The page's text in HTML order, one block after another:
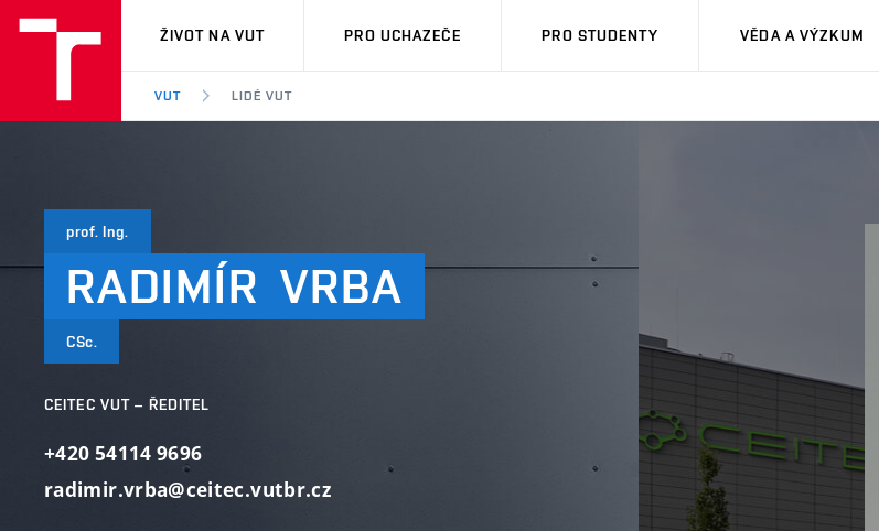
VUT
ŽIVOT NA VUT PRO UCHAZEČE PRO STUDENTY VĚDA A VÝZKUM
VUT LIDÉ VUT
prof. Ing.
RADIMÍR VRBA
CSc.
CEITEC VUT – ŘEDITEL
+420 54114 9696
radimir.vrba@ceitec.vutbr.cz